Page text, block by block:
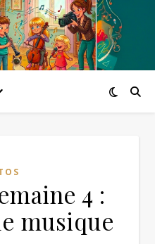
4 :
musique